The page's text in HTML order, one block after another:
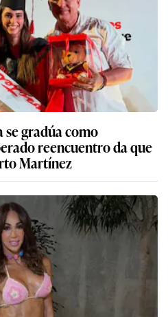
se gradúa como
reencuentro da que
Martínez